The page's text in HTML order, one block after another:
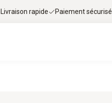
Livraison rapide Paiement sécurisé